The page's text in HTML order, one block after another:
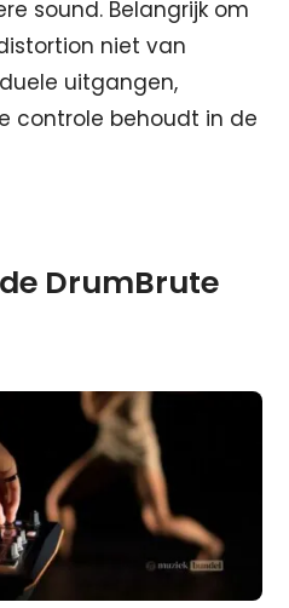
sound. Belangrijk om
niet van
uitgangen,
controle behoudt in de
DrumBrute